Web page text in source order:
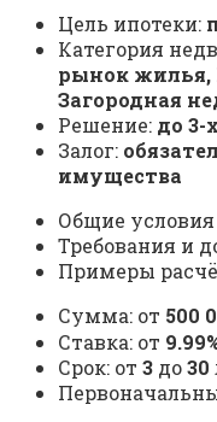
Цель ипотеки:
Категория
рынок
Загородная
Решение: до 3-
Залог:
имущества
Общие условия
Требования и
Примеры
Сумма: от 500
Ставка: от
Срок: от 3 до30